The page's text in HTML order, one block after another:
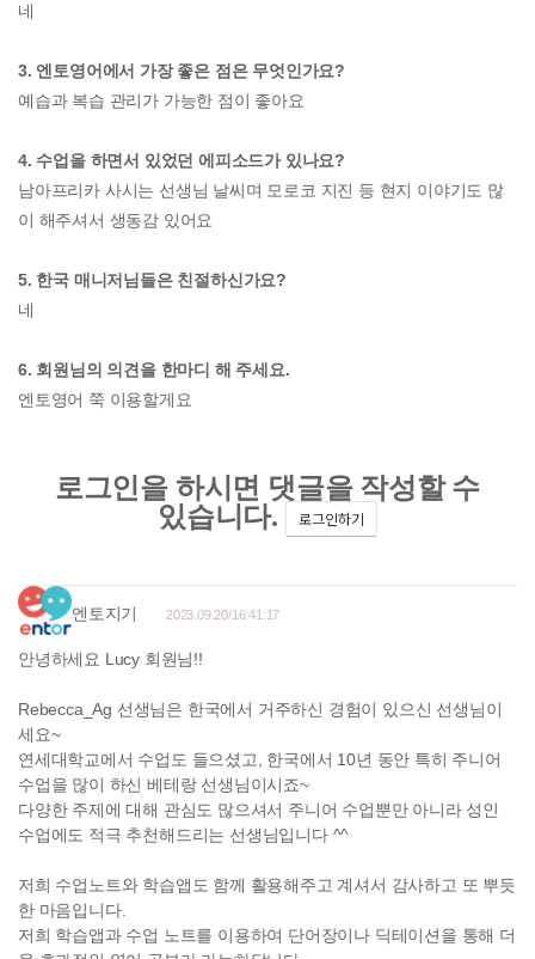
네
3. 엔토영어에서 가장 좋은 점은 무엇인가요?
예습과 복습 관리가 가능한 점이 좋아요
4. 수업을 하면서 있었던 에피소드가 있나요?
남아프리카 사시는 선생님 날씨며 모로코 지진 등 현지 이야기도 많
이 해주셔서 생동감 있어요
5. 한국 매니저님들은 친절하신가요?
네
6. 회원님의 의견을 한마디 해 주세요.
엔토영어 쭉 이용할게요